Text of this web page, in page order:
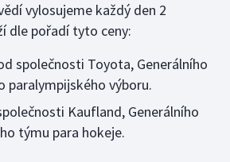
vylosujeme každý den 2
dle pořadí tyto ceny:
společnosti Toyota, Generálního
paralympijského výboru.
Kaufland, Generálního
týmu para hokeje.